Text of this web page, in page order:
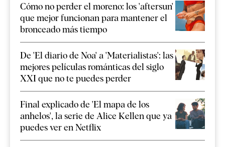
Cómo no perder el moreno: los 'aftersun'
que mejor funcionan para mantener el
bronceado más tiempo
De 'El diario de Noa' a 'Materialistas': las
mejores películas románticas del siglo
XXI que no te puedes perder
Final explicado de 'El mapa de los
anhelos', la serie de Alice Kellen que ya
puedes ver en Netflix